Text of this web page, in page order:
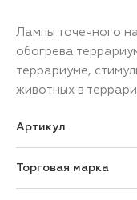
Лампы точечного
обогрева
террариуме,
животных в
Артикул
Торговая марка